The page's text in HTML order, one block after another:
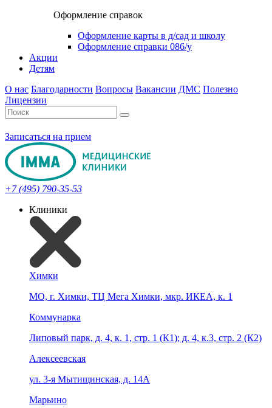
Оформление справок
Оформление карты в д/сад и школу
Оформление справки 086/у
Акции
Детям
О нас Благодарности Вопросы Вакансии ДМС Полезно
Лицензии
Записаться на прием
+7 (495) 790-35-53
Клиники
Химки
МО, г. Химки, ТЦ Мега Химки, мкр. ИКЕА, к. 1
Коммунарка
Липовый парк, д. 4, к. 1, стр. 1 (К1); д. 4, к.3, стр. 2 (К2)
Алексеевская
ул. 3-я Мытищинская, д. 14А
Марьино